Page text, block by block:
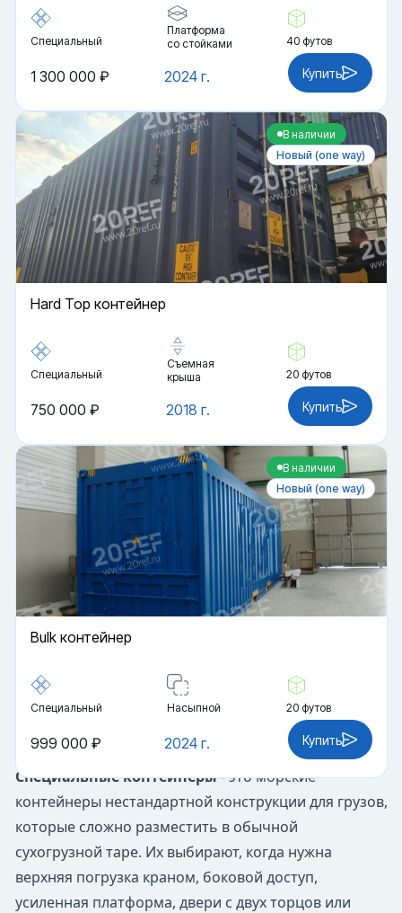
Специальный
Платформа
со стойками
40 футов
2024 г.
1 300 000 ₽ Купить
В наличии
Новый (one way)
Hard Top контейнер
Специальный
Съемная
крыша
20 футов
2018 г.
750 000 ₽ Купить
В наличии
Новый (one way)
Bulk контейнер
Специальный Насыпной 20 футов
2024 г.
999 000 ₽ Купить
Специальные контейнеры- это морские
контейнеры нестандартной конструкции для грузов,
которые сложно разместить в обычной
сухогрузной таре. Их выбирают, когда нужна
верхняя погрузка краном, боковой доступ,
усиленная платформа, двери с двух торцов или